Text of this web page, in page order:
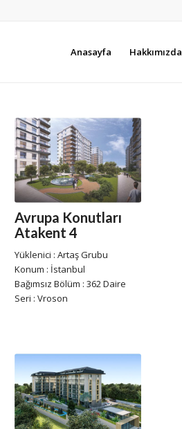
Anasayfa Hakkımızda
Avrupa Konutları
Atakent 4
Yüklenici : Artaş Grubu
Konum : İstanbul
Bağımsız Bölüm : 362 Daire
Seri : Vroson